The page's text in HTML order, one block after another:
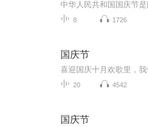
8 1726
国庆节
20 4542
国庆节